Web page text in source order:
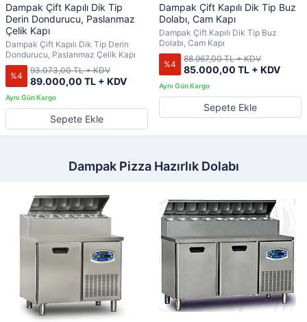
Dampak Çift Kapılı Dik Tip
Derin Dondurucu, Paslanmaz
Çelik Kapı
Dampak Çift Kapılı Dik Tip Derin
Dondurucu, Paslanmaz Çelik Kapı
%4 89.000,00 TL + KDV
93.073,00 TL + KDV
Sepete Ekle
Dampak Çift Kapılı Dik Tip Buz
Dolabı, Cam Kapı
Dampak Çift Kapılı Dik Tip Buz
Dolabı, Cam Kapı
%4 85.000,00 TL + KDV
88.967,00 TL + KDV
Sepete Ekle
Dampak Pizza Hazırlık Dolabı